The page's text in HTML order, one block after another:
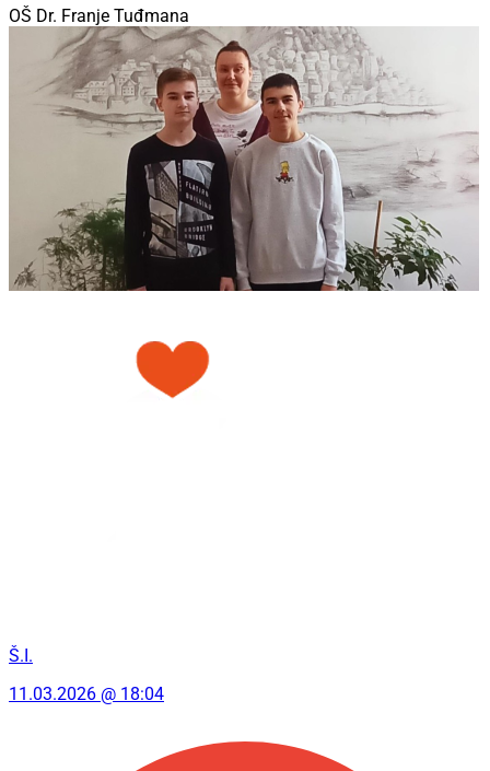
OŠ Dr. Franje Tuđmana
Š.I.
11.03.2026 @ 18:04